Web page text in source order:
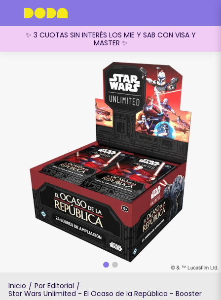
✨ 3 CUOTAS SIN INTERÉS LOS MIE Y SAB CON VISA Y
MASTER ✨
Inicio / Por Editorial /
Star Wars Unlimited - El Ocaso de la República - Booster